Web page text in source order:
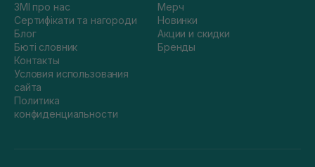
ЗМІ про нас
Сертифікати та нагороди
Блог
Бюті словник
Контакты
Условия использования
сайта
Политика
конфиденциальности
Мерч
Новинки
Акции и скидки
Бренды